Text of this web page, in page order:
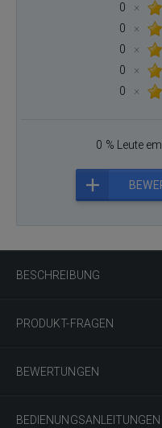
BESCHREIBUNG
PRODUKT-FRAGEN
BEWERTUNGEN
BEDIENUNGSANLEITUNGEN
0
×
0
×
0
×
0
×
0
×
0 % Leute